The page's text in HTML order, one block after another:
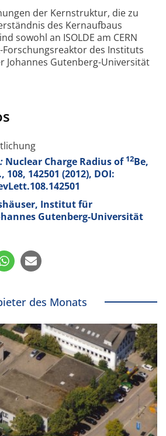
der Kernstruktur, die zu
des Kernaufbaus
sowohl an ISOLDE am CERN
Forschungsreaktor des Instituts
Johannes Gutenberg-Universität
Nuclear Charge Radius of 12Be,
108, 142501 (2012), DOI:
Institut für
Gutenberg-Universität
des Monats